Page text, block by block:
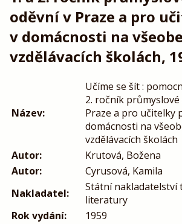
oděvní v Praze a pro
v domácnosti na
vzdělávacích školách,
Název:
Učíme se šít :
2. ročník
Praze a pro učitelky
domácnosti na
vzdělávacích školách
Autor:
Krutová, Božena
Autor:
Cyrusová, Kamila
Nakladatel:
Státní nakladatelství
literatury
Rok vydání:
1959